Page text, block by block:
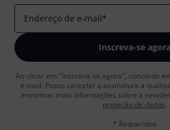
Endereço de e-mail*
Inscreva-se
Ao clicar em "Inscreva-se agora", concordo
e-mail. Posso cancelar a assinatura a
encontrar mais informações sobre a
proteção de dados.
* Requeridos